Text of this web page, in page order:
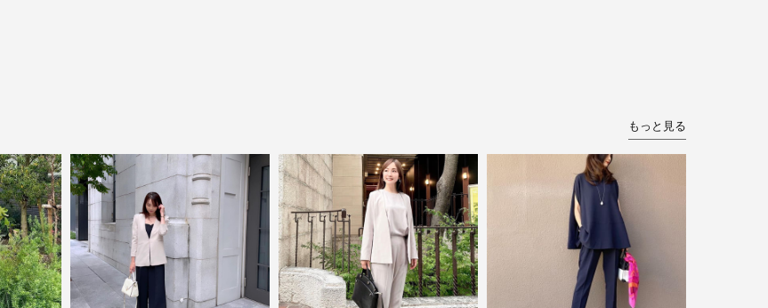
提案するスーツです。
品よく艶やかに着こなすことのできる女性らしいセッ
トアップから、故人を偲ぶのに相応しい洗練感のある
ブラックフォーマルまで幅広くご提案させて頂きま
す。
もっと見る